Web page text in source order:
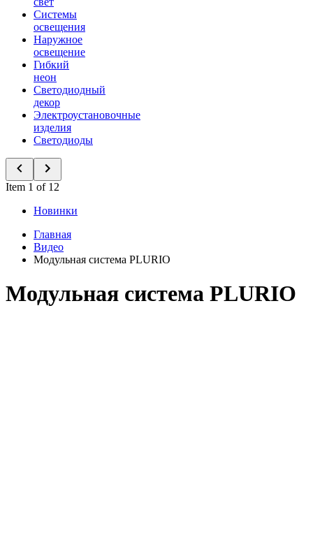
Системы
освещения
Наружное
освещение
Гибкий
неон
Светодиодный
декор
Электроустановочные
изделия
Светодиоды
Item 1 of 12
Новинки
Главная
Видео
Модульная система PLURIO
Модульная система PLURIO